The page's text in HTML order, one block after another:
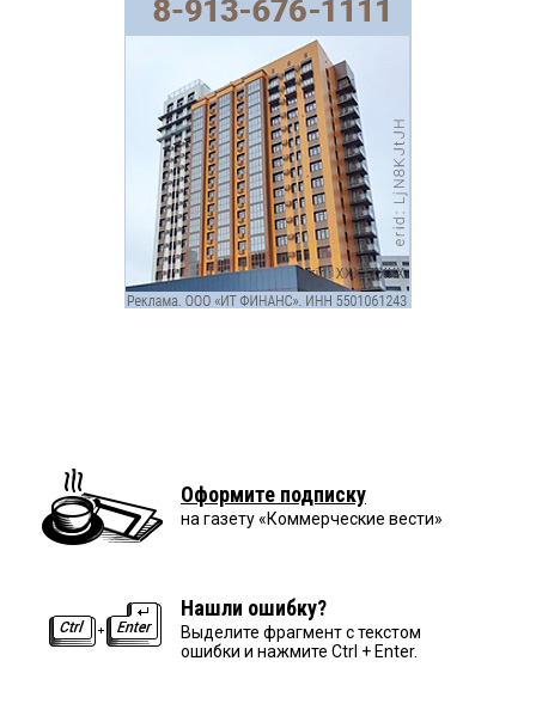
Оформите подписку
на газету «Коммерческие вести»
Нашли ошибку?
Выделите фрагмент с текстом
ошибки и нажмите Ctrl + Enter.